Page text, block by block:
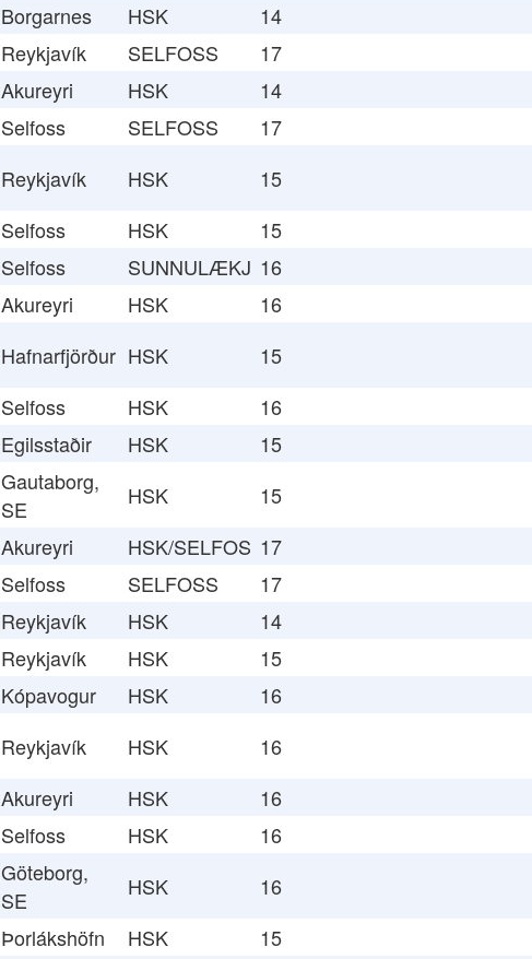
Borgarnes HSK
14
Reykjavík SELFOSS
17
Akureyri HSK
14
Selfoss SELFOSS
17
Reykjavík HSK
15
Selfoss HSK
15
Selfoss SUNNULÆKJ 16
Akureyri HSK
16
Hafnarfjörður HSK
15
Selfoss HSK
16
Egilsstaðir HSK
15
Gautaborg,
SE
HSK
15
Akureyri HSK/SELFOS 17
Selfoss SELFOSS
17
Reykjavík HSK
14
Reykjavík HSK
15
Kópavogur HSK
16
Reykjavík HSK
16
Akureyri HSK
16
Selfoss HSK
16
Göteborg,
SE
HSK
16
Þorlákshöfn HSK
15